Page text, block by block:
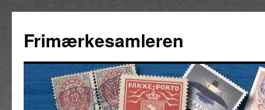
indhold
Frimærkesamleren